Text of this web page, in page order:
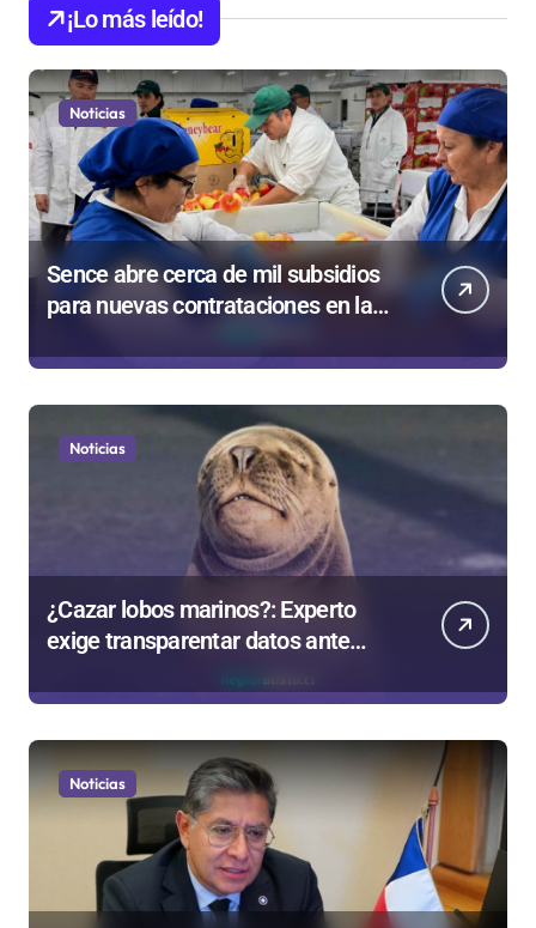
¡Lo más leído!
Noticias
Sence abre cerca de mil subsidios
para nuevas contrataciones en la
Noticias
¿Cazar lobos marinos?: Experto
exige transparentar datos ante
Gobierno
Noticias